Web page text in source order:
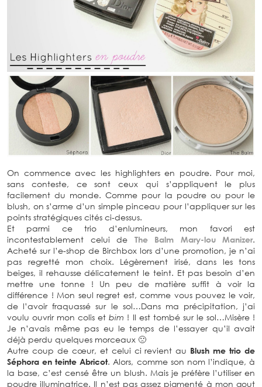
On commence avec les highlighters en poudre. Pour moi,
sans conteste, ce sont ceux qui s’appliquent le plus
facilement du monde. Comme pour la poudre ou pour le
blush, on s’arme d’un simple pinceau pour l’appliquer sur les
points stratégiques cités ci-dessus.
Et parmi ce trio d’enlumineurs, mon favori est
incontestablement celui de The Balm Mary-lou Manizer.
Acheté sur l’e-shop de Birchbox lors d’une promotion, je n’ai
pas regretté mon choix. Légèrement irisé, dans les tons
beiges, il rehausse délicatement le teint. Et pas besoin d’en
mettre une tonne ! Un peu de matière suffit à voir la
différence ! Mon seul regret est, comme vous pouvez le voir,
de l’avoir fraquassé sur le sol…Dans ma précipitation, j’ai
voulu ouvrir mon colis etbim ! Il est tombé sur le sol…Misère !
Je n’avais même pas eu le temps de l’essayer qu’il avait
déjà perdu quelques morceaux 🙁
Autre coup de cœur, et celui ci revient au Blush me trio de
Séphora en teinte Abricot. Alors, comme son nom l’indique, à
la base, c’est censé être un blush. Mais je préfère l’utiliser en
poudre illuminatrice. Il n’est pas assez pigmenté à mon gout